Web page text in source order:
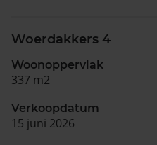
Woerdakkers 4
Woonoppervlak
337 m2
Verkoopdatum
15 juni 2026